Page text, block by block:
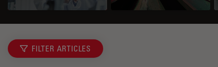
FILTER ARTICLES